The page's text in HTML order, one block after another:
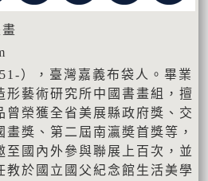
），臺灣嘉義布袋人。畢業
形藝術研究所中國書畫組，擅
曾榮獲全省美展縣政府獎、交
獎、第二屆南瀛奬首獎等，
至國內外參與聯展上百次，並
教於國立國父紀念館生活美學